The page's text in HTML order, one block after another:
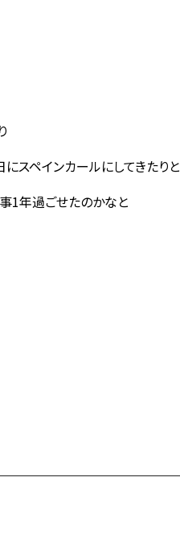
スペインカールにしてきたりと
1年過ごせたのかなと